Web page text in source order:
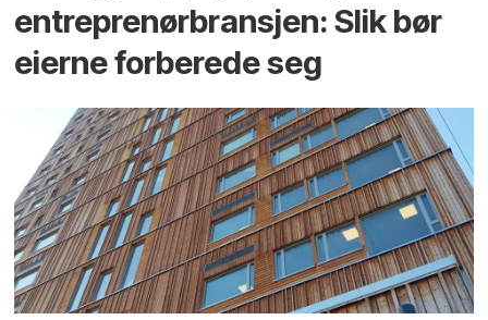
entreprenør­bransjen: Slik bør
eierne forberede seg